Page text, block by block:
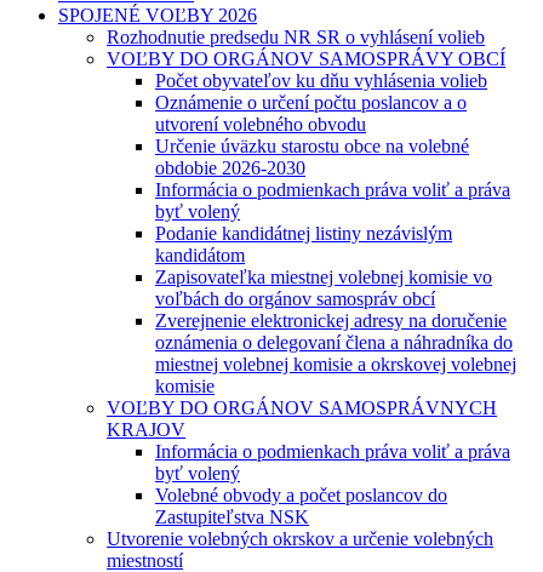
SPOJENÉ VOĽBY 2026
Rozhodnutie predsedu NR SR o vyhlásení volieb
VOĽBY DO ORGÁNOV SAMOSPRÁVY OBCÍ
Počet obyvateľov ku dňu vyhlásenia volieb
Oznámenie o určení počtu poslancov a o
utvorení volebného obvodu
Určenie úväzku starostu obce na volebné
obdobie 2026-2030
Informácia o podmienkach práva voliť a práva
byť volený
Podanie kandidátnej listiny nezávislým
kandidátom
Zapisovateľka miestnej volebnej komisie vo
voľbách do orgánov samospráv obcí
Zverejnenie elektronickej adresy na doručenie
oznámenia o delegovaní člena a náhradníka do
miestnej volebnej komisie a okrskovej volebnej
komisie
VOĽBY DO ORGÁNOV SAMOSPRÁVNYCH
KRAJOV
Informácia o podmienkach práva voliť a práva
byť volený
Volebné obvody a počet poslancov do
Zastupiteľstva NSK
Utvorenie volebných okrskov a určenie volebných
miestností